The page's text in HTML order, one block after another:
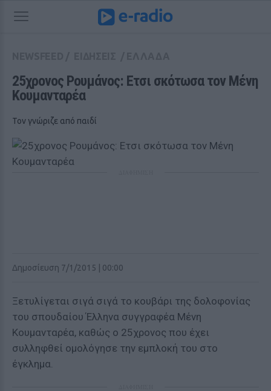
25χρονος Ρουμάνος: Ετσι σκότωσα τον Μένη
Κουμανταρέα
Τον γνώριζε από παιδί
Δημοσίευση 7/1/2015 | 00:00
Ξετυλίγεται σιγά σιγά το κουβάρι της δολοφονίας
του σπουδαίου Έλληνα συγγραφέα Μένη
Κουμανταρέα, καθώς ο 25χρονος που έχει
συλληφθεί ομολόγησε την εμπλοκή του στο
έγκλημα.